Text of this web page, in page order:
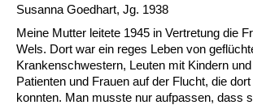
Kategorie
Frauen, Mütter,
Susanna Goedhart, Jg. 1938
Meine Mutter leitete 1945 in Vertretung die
Wels. Dort war ein reges Leben von
Krankenschwestern, Leuten mit Kindern
Patienten und Frauen auf der Flucht, die
konnten. Man musste nur aufpassen, dass